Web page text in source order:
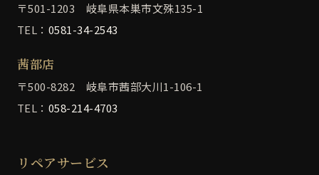
〒501-1203 岐阜県本巣市文殊135-1
TEL： 0581-34-2543
茜部店
〒500-8282 岐阜市茜部大川1-106-1
TEL： 058-214-4703
リペアサービス